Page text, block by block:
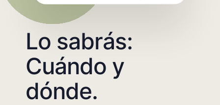
Lo sabrás:
Cuándo y
dónde.